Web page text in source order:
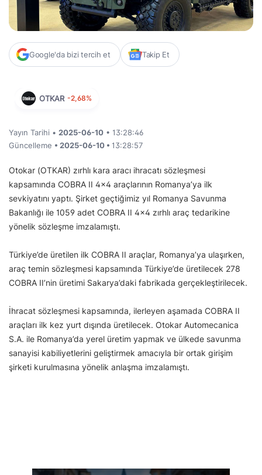
Google'da bizi tercih et Takip Et
OTKAR -2,68%
Yayın Tarihi • 2025-06-10 • 13:28:46
Güncelleme • 2025-06-10 • 13:28:57
Otokar (OTKAR) zırhlı kara aracı ihracatı sözleşmesi
kapsamında COBRA II 4×4 araçlarının Romanya’ya ilk
sevkiyatını yaptı. Şirket geçtiğimiz yıl Romanya Savunma
Bakanlığı ile 1059 adet COBRA II 4×4 zırhlı araç tedarikine
yönelik sözleşme imzalamıştı.
Türkiye’de üretilen ilk COBRA II araçlar, Romanya’ya ulaşırken,
araç temin sözleşmesi kapsamında Türkiye’de üretilecek 278
COBRA II’nin üretimi Sakarya’daki fabrikada gerçekleştirilecek.
İhracat sözleşmesi kapsamında, ilerleyen aşamada COBRA II
araçları ilk kez yurt dışında üretilecek. Otokar Automecanica
S.A. ile Romanya’da yerel üretim yapmak ve ülkede savunma
sanayisi kabiliyetlerini geliştirmek amacıyla bir ortak girişim
şirketi kurulmasına yönelik anlaşma imzalamıştı.